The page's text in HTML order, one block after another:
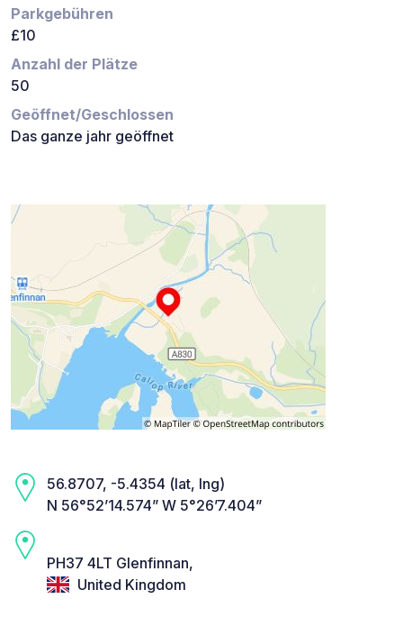
Parkgebühren
£10
Anzahl der Plätze
50
Geöffnet/Geschlossen
Das ganze jahr geöffnet
56.8707, -5.4354 (lat, lng)
N 56°52’14.574” W 5°26’7.404”
PH37 4LT Glenfinnan,
United Kingdom